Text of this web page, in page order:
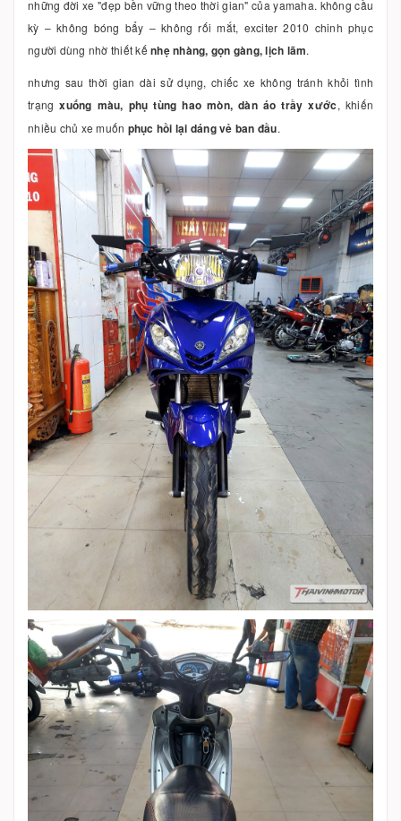
những đời xe "đẹp bền vững theo thời gian" của yamaha. không cầu
kỳ – không bóng bẩy – không rối mắt, exciter 2010 chinh phục
người dùng nhờ thiết kế nhẹ nhàng, gọn gàng, lịch lãm.
nhưng sau thời gian dài sử dụng, chiếc xe không tránh khỏi tình
trạngxuống màu, phụ tùng hao mòn, dàn áo trầy xước, khiến
nhiều chủ xe muốn phục hồi lại dáng vẻ ban đầu.